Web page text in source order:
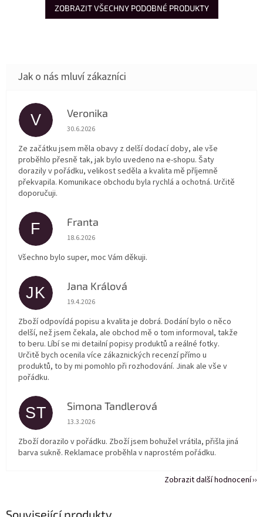
Související produkty
ZOBRAZIT VŠECHNY PODOBNÉ PRODUKTY
V Veronika
Hodnocení obchodu je 5 z 5 hvězdiček.
30.6.2026
Ze začátku jsem měla obavy z delší dodací doby, ale vše
proběhlo přesně tak, jak bylo uvedeno na e-shopu. Šaty
dorazily v pořádku, velikost seděla a kvalita mě příjemně
překvapila. Komunikace obchodu byla rychlá a ochotná. Určitě
doporučuji.
F Franta
Hodnocení obchodu je 5 z 5 hvězdiček.
18.6.2026
Všechno bylo super, moc Vám děkuji.
JK Jana Králová
Hodnocení obchodu je 5 z 5 hvězdiček.
19.4.2026
Zboží odpovídá popisu a kvalita je dobrá. Dodání bylo o něco
delší, než jsem čekala, ale obchod mě o tom informoval, takže
to beru. Líbí se mi detailní popisy produktů a reálné fotky.
Určitě bych ocenila více zákaznických recenzí přímo u
produktů, to by mi pomohlo při rozhodování. Jinak ale vše v
pořádku.
ST Simona Tandlerová
Hodnocení obchodu je 5 z 5 hvězdiček.
13.3.2026
Zboží dorazilo v pořádku. Zboží jsem bohužel vrátila, přišla jiná
barva sukně. Reklamace proběhla v naprostém pořádku.
Zobrazit další hodnocení